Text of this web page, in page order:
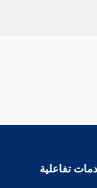
تفاعلية